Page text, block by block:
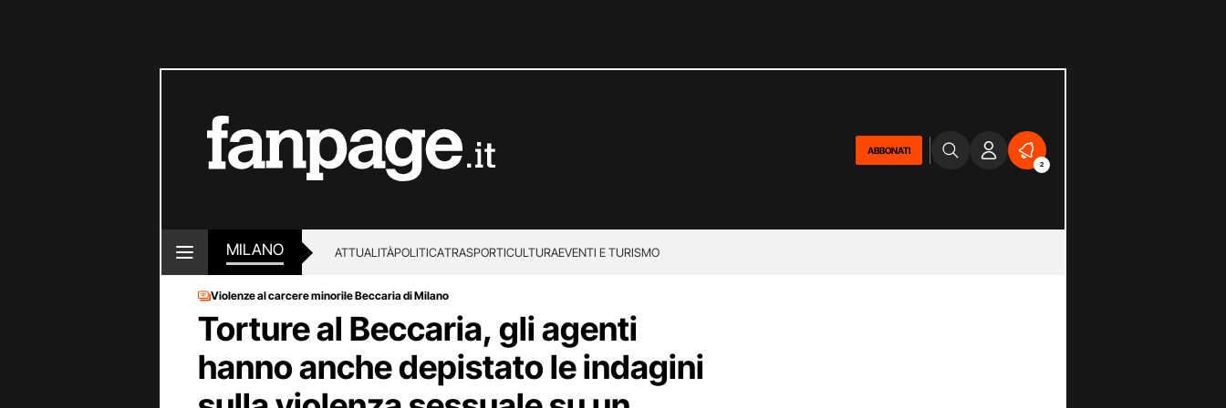
ABBONATI
2
MILANO ATTUALITÀPOLITICATRASPORTICULTURAEVENTI E TURISMO
Violenze al carcere minorile Beccaria di Milano
Torture al Beccaria, gli agenti
hanno anche depistato le indagini